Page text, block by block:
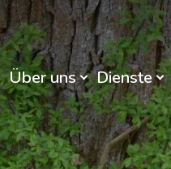
Über uns Dienste